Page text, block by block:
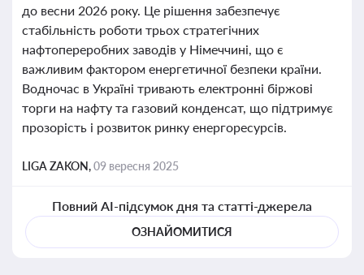
до весни 2026 року. Це рішення забезпечує
стабільність роботи трьох стратегічних
нафтопереробних заводів у Німеччині, що є
важливим фактором енергетичної безпеки країни.
Водночас в Україні тривають електронні біржові
торги на нафту та газовий конденсат, що підтримує
прозорість і розвиток ринку енергоресурсів.
LIGA ZAKON,09 вересня 2025
Повний AI-підсумок дня та статті-джерела
ОЗНАЙОМИТИСЯ